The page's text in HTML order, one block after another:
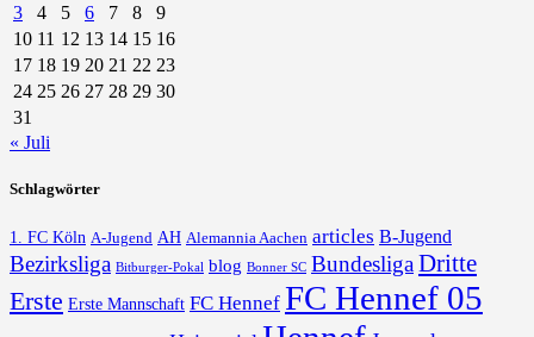
3
4 5 6 7 8
9
10 11 12 13 14 15 16
17 18 19 20 21 22 23
24 25 26 27 28 29 30
31
« Juli
Schlagwörter
1. FC Köln A-Jugend AH Alemannia Aachen articles B-Jugend
Bezirksliga Bitburger-Pokal blog Bonner SC Bundesliga Dritte
Erste Erste Mannschaft FC Hennef FC Hennef 05